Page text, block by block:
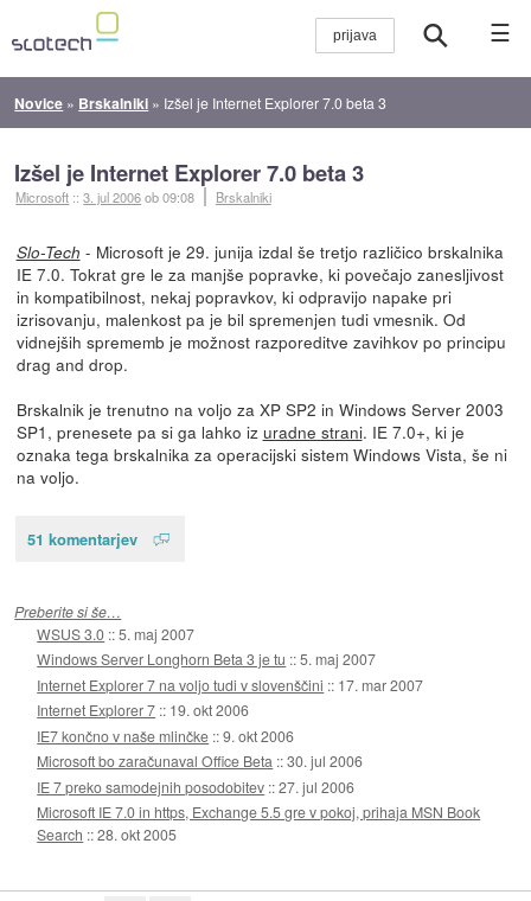
☰
Novice » Brskalniki » Izšel je Internet Explorer 7.0 beta 3
Izšel je Internet Explorer 7.0 beta 3
Microsoft ::3. jul 2006ob 09:08 Brskalniki
Slo-Tech - Microsoft je 29. junija izdal še tretjo različico brskalnika
IE 7.0. Tokrat gre le za manjše popravke, ki povečajo zanesljivost
in kompatibilnost, nekaj popravkov, ki odpravijo napake pri
izrisovanju, malenkost pa je bil spremenjen tudi vmesnik. Od
vidnejših sprememb je možnost razporeditve zavihkov po principu
drag and drop.
Brskalnik je trenutno na voljo za XP SP2 in Windows Server 2003
SP1, prenesete pa si ga lahko iz uradne strani. IE 7.0+, ki je
oznaka tega brskalnika za operacijski sistem Windows Vista, še ni
na voljo.
51 komentarjev
Preberite si še…
WSUS 3.0 ::5. maj 2007
Windows Server Longhorn Beta 3 je tu ::5. maj 2007
Internet Explorer 7 na voljo tudi v slovenščini :: 17. mar 2007
Internet Explorer 7 :: 19. okt 2006
IE7 končno v naše mlinčke ::9. okt 2006
Microsoft bo zaračunaval Office Beta ::30. jul 2006
IE 7 preko samodejnih posodobitev ::27. jul 2006
Microsoft IE 7.0 in https, Exchange 5.5 gre v pokoj, prihaja MSN Book
Search ::28. okt 2005